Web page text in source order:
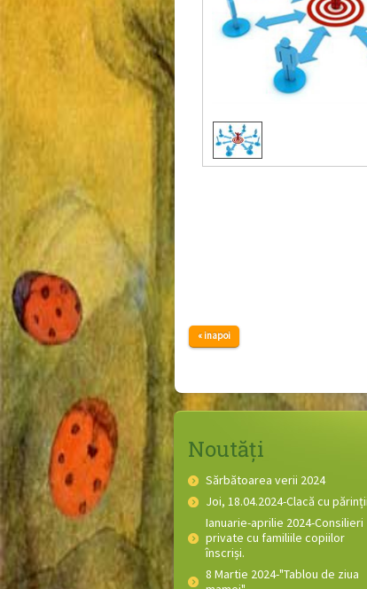
« inapoi
Noutăți
Sărbătoarea verii 2024
Joi, 18.04.2024-Clacă cu părinții
Ianuarie-aprilie 2024-Consilieri
private cu familiile copiilor
înscriși.
8 Martie 2024-"Tablou de ziua